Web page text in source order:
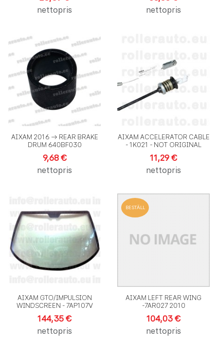
nettopris
nettopris
Lägg till i jämförelse
Snabbvy
AIXAM 2016 -> REAR BRAKE
DRUM 640BF030
9,68 €
nettopris
AIXAM ACCELERATOR CABLE
- 1K021 - NOT ORIGINAL
11,29 €
nettopris
Lägg till i önskelistan
Snabbvy
AIXAM GTO/IMPULSION
WINDSCREEN - 7AP107V
144,35 €
nettopris
BESTÄLL
AIXAM LEFT REAR WING
-7AR027 2010
104,03 €
nettopris